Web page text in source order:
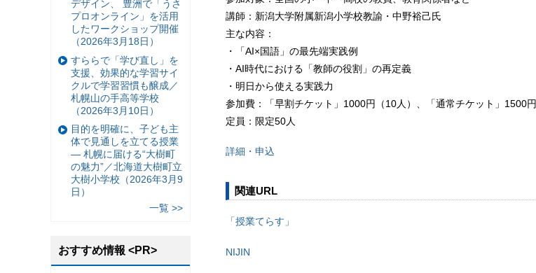
講師：新潟大学附属新潟小学校教諭・中野裕己氏
主な内容：
・「AI×国語」の最先端実践例
・AI時代における「教師の役割」の再定義
・明日から使える実践力
参加費：「早割チケット」1000円（10人）、「通常チケット」1500円
定員：限定50人
詳細・申込
関連URL
「授業てらす」
NIJIN
デザイン、 豊洲で「うさ
プロオンライン」を活用
したワークショップ開催
（2026年3月18日）
すららで「学び直し」を
支援、効果的な学習サイ
クルで学習習慣も醸成／
札幌山の手高等学校
（2026年3月10日）
目的を明確に、子ども主
体で見通しを立てる授業
— 札幌に届ける“大樹町
の魅力”／北海道大樹町立
大樹小学校（2026年3月9
日）
一覧 >>
おすすめ情報 <PR>